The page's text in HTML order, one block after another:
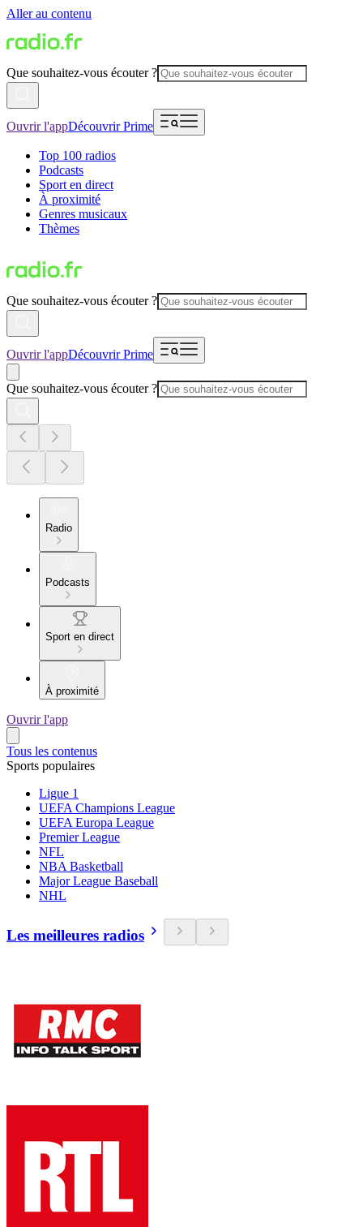
Aller au contenu
Que souhaitez-vous écouter ?
Ouvrir l'appDécouvrir Prime
Top 100 radios
Podcasts
Sport en direct
À proximité
Genres musicaux
Thèmes
Que souhaitez-vous écouter ?
Ouvrir l'appDécouvrir Prime
Que souhaitez-vous écouter ?
Radio
Podcasts
Sport en direct
À proximité
Ouvrir l'app
Tous les contenus
Sports populaires
Ligue 1
UEFA Champions League
UEFA Europa League
Premier League
NFL
NBA Basketball
Major League Baseball
NHL
Les meilleures radios